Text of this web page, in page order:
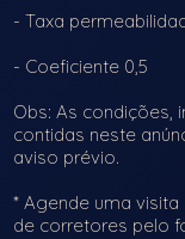
- Taxa
- Coeficiente 0,5
Obs: As condições,
contidas neste
aviso prévio.
* Agende uma
de corretores pelo